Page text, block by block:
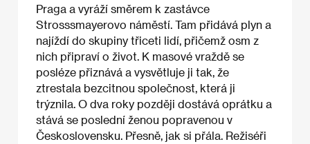
Praga a vyráží směrem k zastávce
Strosssmayerovo náměstí. Tam přidává plyn a
najíždí do skupiny třiceti lidí, přičemž osm z
nich připraví o život. K masové vraždě se
posléze přiznává a vysvětluje ji tak, že
ztrestala bezcitnou společnost, která ji
trýznila. O dva roky později dostává oprátku a
stává se poslední ženou popravenou v
Československu. Přesně, jak si přála. Režiséři